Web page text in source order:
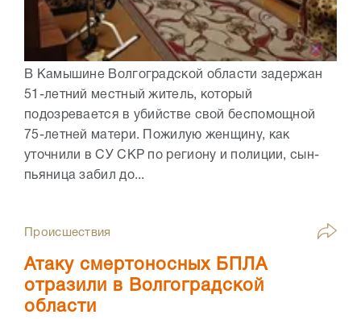
В Камышине Волгоградской области задержан
51-летний местный житель, который
подозревается в убийстве свой беспомощной
75-летней матери. Пожилую женщину, как
уточнили в СУ СКР по региону и полиции, сын-
пьяница забил до...
Происшествия
Атаку смертоносных БПЛА
отразили в Волгоградской
области